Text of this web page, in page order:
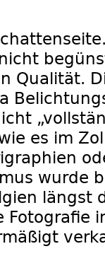
Qualität.
es im
wurde
längst
Fotografie